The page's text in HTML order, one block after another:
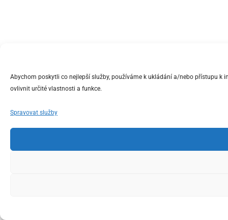
Abychom poskytli co nejlepší služby, používáme k ukládání a/nebo přístupu
ovlivnit určité vlastnosti a funkce.
Spravovat služby